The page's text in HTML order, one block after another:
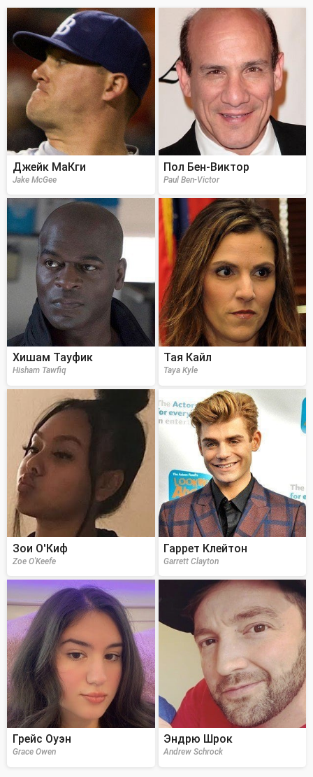
Джейк МаКги
Jake McGee
Пол Бен-Виктор
Paul Ben-Victor
Хишам Тауфик
Hisham Tawfiq
Тая Кайл
Taya Kyle
Зои О'Киф
Zoe O'Keefe
Гаррет Клейтон
Garrett Clayton
Грейс Оуэн
Grace Owen
Эндрю Шрок
Andrew Schrock